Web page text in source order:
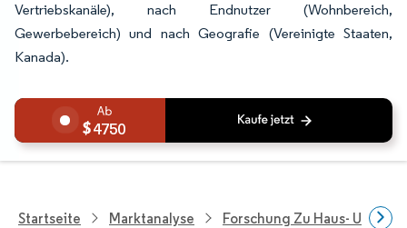
Vertriebskanäle), nach Endnutzer (Wohnbereich,
Gewerbebereich) und nach Geografie (Vereinigte Staaten,
Kanada).
4750
Startseite Marktanalyse Forschung Zu Haus- Und